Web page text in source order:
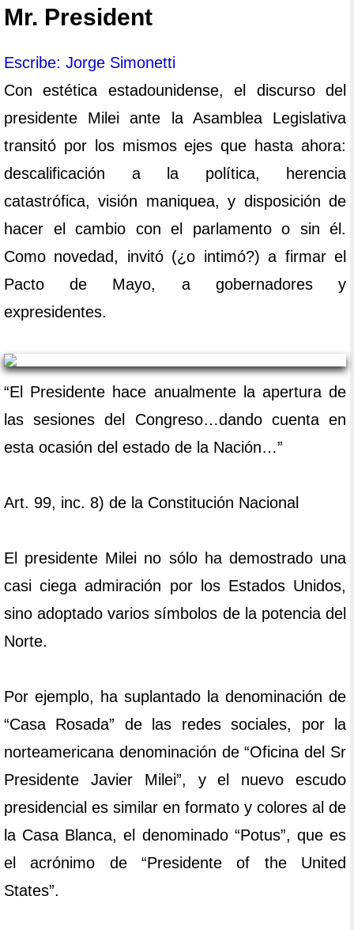
Mr. President
Escribe: Jorge Simonetti
Con estética estadounidense, el discurso del
presidente Milei ante la Asamblea Legislativa
transitó por los mismos ejes que hasta ahora:
descalificación a la política, herencia
catastrófica, visión maniquea, y disposición de
hacer el cambio con el parlamento o sin él.
Como novedad, invitó (¿o intimó?) a firmar el
Pacto de Mayo, a gobernadores y
expresidentes.
“El Presidente hace anualmente la apertura de
las sesiones del Congreso…dando cuenta en
esta ocasión del estado de la Nación…”
Art. 99, inc. 8) de la Constitución Nacional
El presidente Milei no sólo ha demostrado una
casi ciega admiración por los Estados Unidos,
sino adoptado varios símbolos de la potencia del
Norte.
Por ejemplo, ha suplantado la denominación de
“Casa Rosada” de las redes sociales, por la
norteamericana denominación de “Oficina del Sr
Presidente Javier Milei”, y el nuevo escudo
presidencial es similar en formato y colores al de
la Casa Blanca, el denominado “Potus”, que es
el acrónimo de “Presidente of the United
States”.